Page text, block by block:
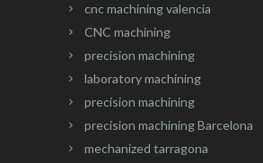
cnc machining valencia
CNC machining
precision machining
laboratory machining
precision machining
precision machining Barcelona
mechanized tarragona